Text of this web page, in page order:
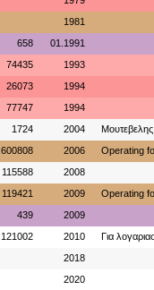
1981
658 01.1991
74435 1993
26073 1994
77747 1994
1724 2004 Μουτεβελης
600808 2006 Operating
115588 2008
119421 2009 Operating
439 2009
121002 2010 Για
2018
2020